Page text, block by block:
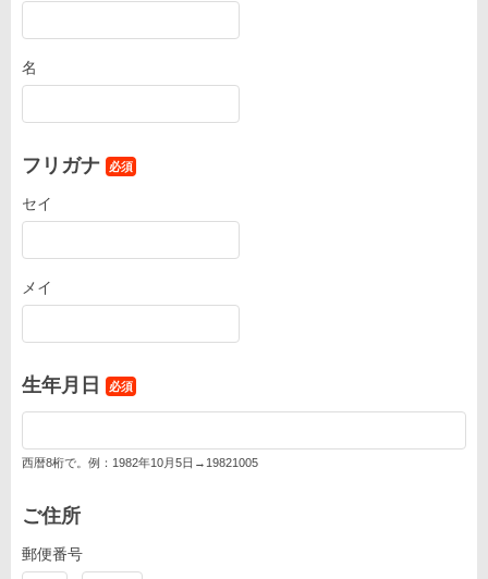
名
フリガナ 必須
セイ
メイ
生年月日 必須
西暦8桁で。例：1982年10月5日→19821005
ご住所
郵便番号